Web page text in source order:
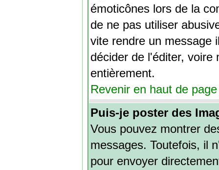
émoticônes lors de la
de ne pas utiliser
vite rendre un message
décider de l'éditer, voire
entièrement.
Revenir en haut de page
Puis-je poster des
Vous pouvez montrer
messages. Toutefois, il
pour envoyer